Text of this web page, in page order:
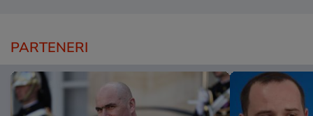
PARTENERI